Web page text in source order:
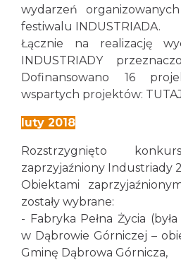
wydarzeń
festiwalu INDUSTRIADA.
Łącznie na realizację
INDUSTRIADY
Dofinansowano 16
wspartych projektów: TUTAJ
luty 2018
Rozstrzygnięto
zaprzyjaźniony Industriady
Obiektami
zostały wybrane:
- Fabryka Pełna Życia
w Dąbrowie Górniczej –
Gminę Dąbrowa Górnicza,